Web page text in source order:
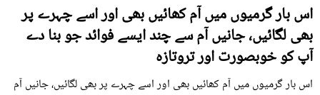
اس بار گرمیوں میں آم کھائیں بھی اور اسے چہرے پر
بھی لگائیں، جانیں آم سے چند ایسے فوائد جو بنا دے
آپ کو خوبصورت اور تروتازہ
اس بار گرمیوں میں آم کھائیں بھی اور اسے چہرے پر بھی لگائیں، جانیں آم